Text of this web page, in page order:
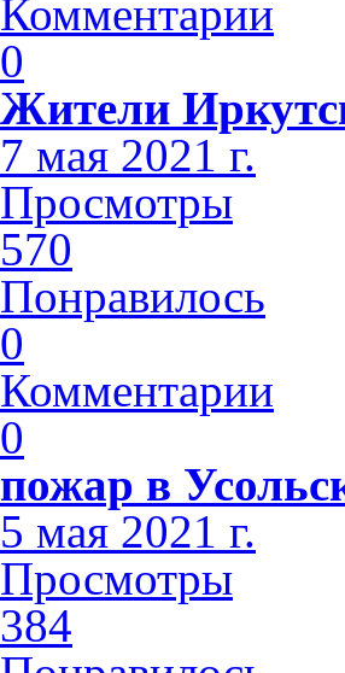
Комментарии
0
Жители
7 мая 2021 г.
Просмотры
570
Понравилось
0
Комментарии
0
пожар в
5 мая 2021 г.
Просмотры
384